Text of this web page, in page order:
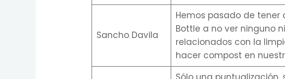
Sancho Davila
Hemos pasado de tener
Bottle a no ver ninguno
relacionados con la
hacer compost en